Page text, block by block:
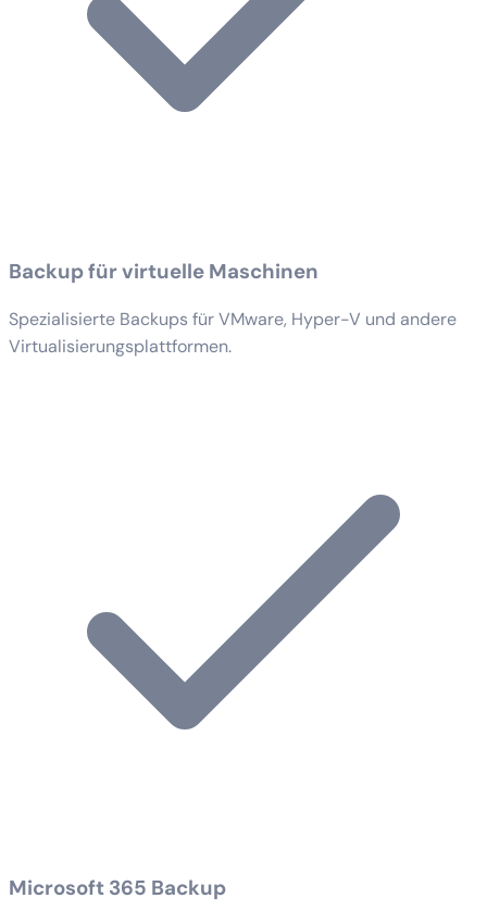
Backup für virtuelle Maschinen
Spezialisierte Backups für VMware, Hyper-V und andere
Virtualisierungsplattformen.
Microsoft 365 Backup